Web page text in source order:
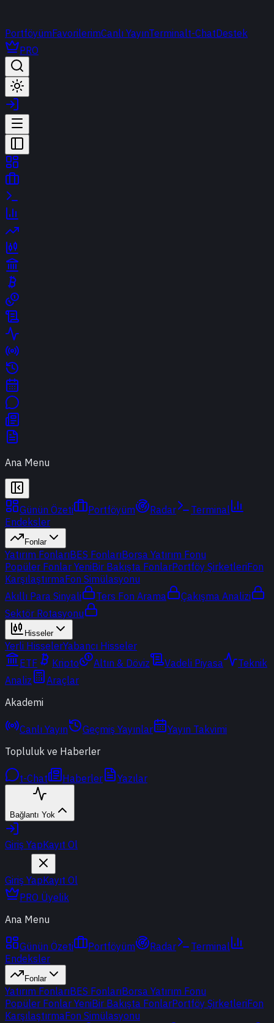
PortföyümFavorilerimCanlı YayınTerminalt-ChatDestek
PRO
Ana Menu
Günün Özeti Portföyüm Radar
Terminal
Endeksler
Fonlar
Yatırım FonlarıBES FonlarıBorsa Yatırım Fonu
Popüler Fonlar YeniBir Bakışta FonlarPortföy ŞirketleriFon
KarşılaştırmaFon Simülasyonu
Akıllı Para Sinyali
Ters Fon Arama
Çakışma Analizi
Sektör Rotasyonu
Hisseler
Yerli HisselerYabancı Hisseler
ETF
Kripto Altın & Döviz Vadeli Piyasa
Teknik
Analiz
Araçlar
Akademi
Canlı Yayın Geçmiş Yayınlar
Yayın Takvimi
Topluluk ve Haberler
t-Chat Haberler Yazılar
Bağlantı Yok
Giriş YapKayıt Ol
Giriş YapKayıt Ol
PRO Üyelik
Ana Menu
Günün Özeti Portföyüm Radar
Terminal
Endeksler
Fonlar
Yatırım FonlarıBES FonlarıBorsa Yatırım Fonu
Popüler Fonlar YeniBir Bakışta FonlarPortföy ŞirketleriFon
KarşılaştırmaFon Simülasyonu